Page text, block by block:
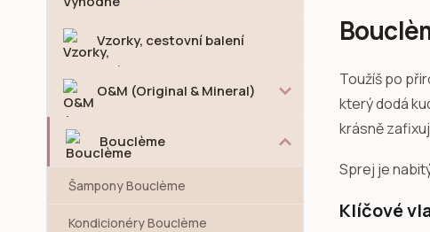
Vzorky, cestovní balení
O&M (Original & Mineral)
Bouclème
Šampony Bouclème
Kondicionéry Bouclème
Toužíš po
který dodá
krásně
Sprej je
Klíčové